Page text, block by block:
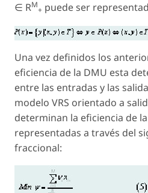
∈ RM
+ puede ser
Una vez definidos los
eficiencia de la DMU esta
entre las entradas y las
modelo VRS orientado a
determinan la eficiencia de
representadas a través del
fraccional: